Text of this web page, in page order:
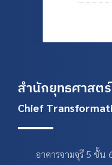
สำนักยุทธศาสต
Chief
อาคารจามจุรี 5 ชั้น